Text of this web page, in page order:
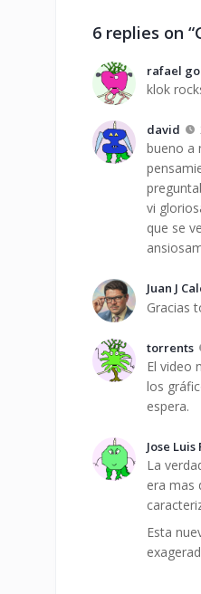
6 replies on
rafael
klok
david
bueno a
vi
que se
Juan J
Gracias
torrents
El video
los
espera.
Jose
La
era mas
Esta